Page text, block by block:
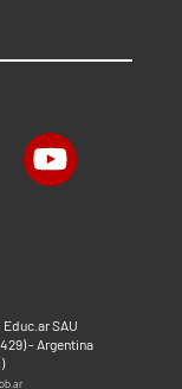
SAU
- Argentina